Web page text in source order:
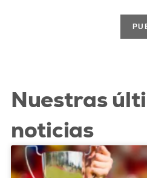
Nuestras
noticias